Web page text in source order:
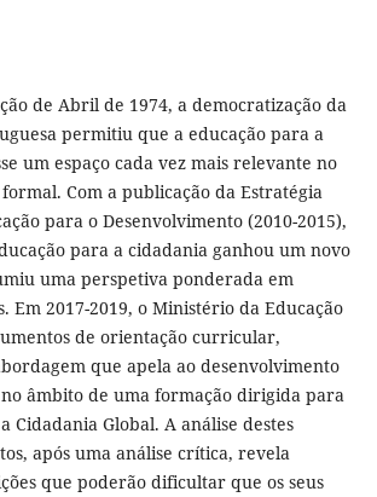
de Abril de 1974, a democratização da
permitiu que a educação para a
um espaço cada vez mais relevante no
Com a publicação da Estratégia
para o Desenvolvimento (2010-2015),
para a cidadania ganhou um novo
uma perspetiva ponderada em
Em 2017-2019, o Ministério da Educação
de orientação curricular,
que apela ao desenvolvimento
âmbito de uma formação dirigida para
Cidadania Global. A análise destes
após uma análise crítica, revela
que poderão dificultar que os seus